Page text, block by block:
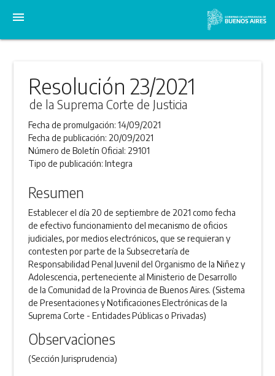
menu
Resolución 23/2021
de la Suprema Corte de Justicia
Fecha de promulgación:14/09/2021
Fecha de publicación: 20/09/2021
Número de Boletín Oficial: 29101
Tipo de publicación:Integra
Resumen
Establecer el día 20 de septiembre de 2021 como fecha
de efectivo funcionamiento del mecanismo de oficios
judiciales, por medios electrónicos, que se requieran y
contesten por parte de la Subsecretaría de
Responsabilidad Penal Juvenil del Organismo de la Niñez y
Adolescencia, perteneciente al Ministerio de Desarrollo
de la Comunidad de la Provincia de Buenos Aires. (Sistema
de Presentaciones y Notificaciones Electrónicas de la
Suprema Corte - Entidades Públicas o Privadas)
Observaciones
(Sección Jurisprudencia)